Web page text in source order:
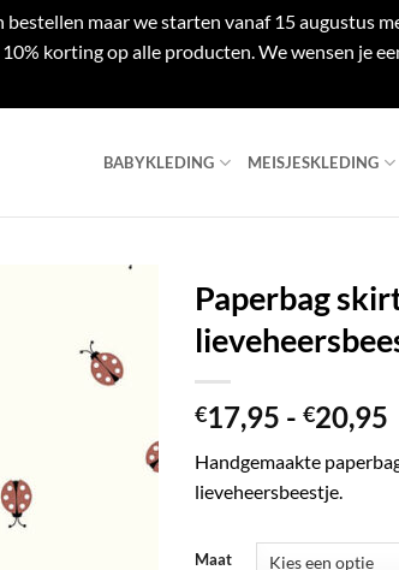
maar we starten vanaf 15 augustus
korting op alle producten. We wensen je
BABYKLEDING MEISJESKLEDING
Paperbag
€17,95 - €20,95
Handgemaakte
lieveheersbeestje.
Maat